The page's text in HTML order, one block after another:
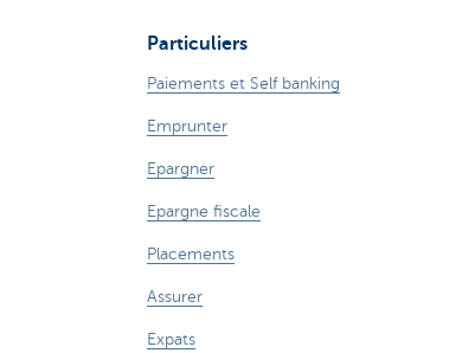
Particuliers
Paiements et Self banking
Emprunter
Epargner
Epargne fiscale
Placements
Assurer
Expats